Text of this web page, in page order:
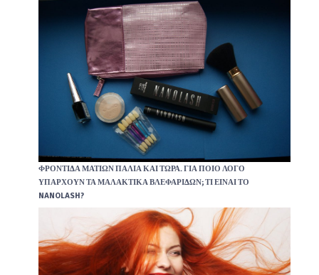
ΦΡΟΝΤΊΔΑ ΜΑΤΙΏΝ ΠΑΛΙΆ ΚΑΙ ΤΏΡΑ. ΓΙΑ ΠΟΙΟ ΛΌΓΟ
ΥΠΆΡΧΟΥΝ ΤΑ ΜΑΛΑΚΤΙΚΆ ΒΛΕΦΑΡΊΔΩΝ; ΤΙ ΕΊΝΑΙ ΤΟ
NANOLASH?